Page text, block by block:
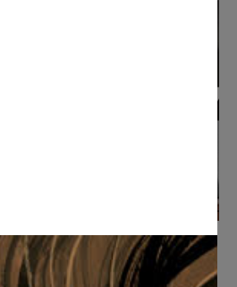
Empire
165